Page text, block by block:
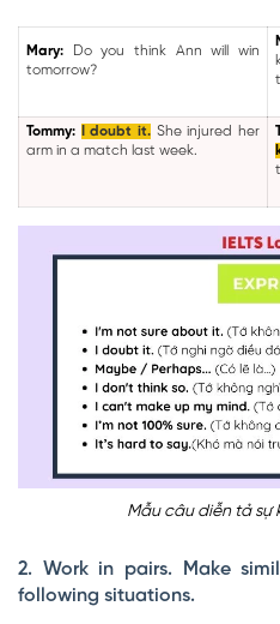
Mary: Do you think Ann will win
tomorrow?
Tommy: I doubt it. She injured her
arm in a match last week.
Mẫu câu diễn tả sự
2. Work in pairs. Make
following situations.